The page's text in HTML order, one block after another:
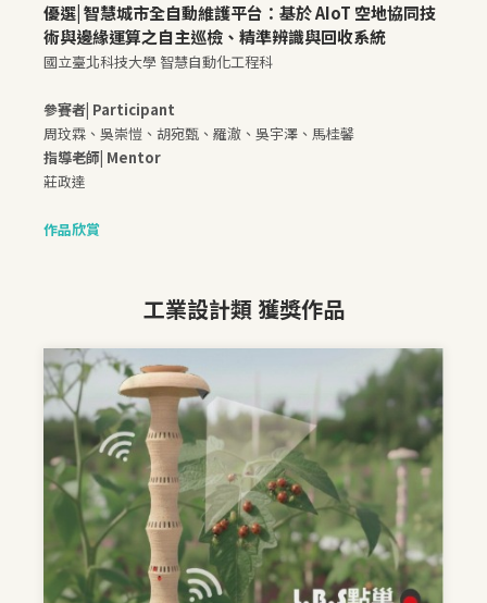
優選| 智慧城市全自動維護平台：基於 AIoT 空地協同技
術與邊緣運算之自主巡檢、精準辨識與回收系統
國立臺北科技大學 智慧自動化工程科
參賽者| Participant
周玟霖、吳崇愷、胡宛甄、羅澈、吳宇澤、馬桂馨
指導老師| Mentor
莊政達
作品欣賞
工業設計類 獲獎作品